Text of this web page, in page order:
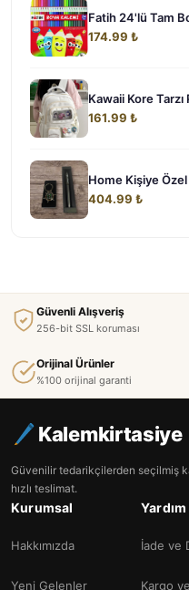
Fatih 24'lü Tam
174.99 ₺
Kawaii Kore
161.99 ₺
Home Kişiye
404.99 ₺
Güvenli Alışveriş
256-bit SSL koruması
Orijinal Ürünler
%100 orijinal garanti
Kalemkirtasiye
Güvenilir tedarikçilerden seçilmiş
hızlı teslimat.
Kurumsal
Hakkımızda
Yeni Gelenler
Yardım
İade ve
Kargo